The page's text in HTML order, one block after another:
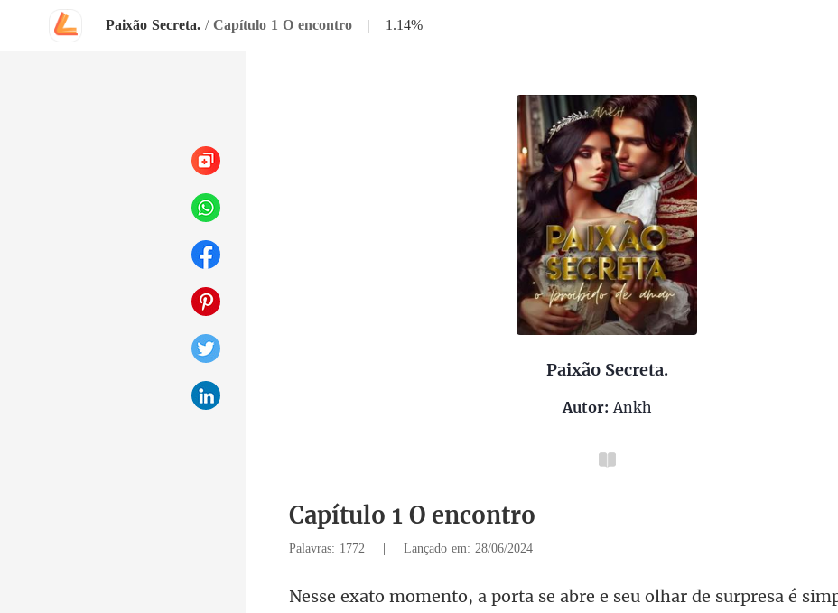
Paixão Secreta. / Capítulo 1 O encontro | 1.14%
Paixão Secreta.
Autor:Ankh
Capítulo 1 O encontro
Palavras: 1772 | Lançado em: 28/06/2024